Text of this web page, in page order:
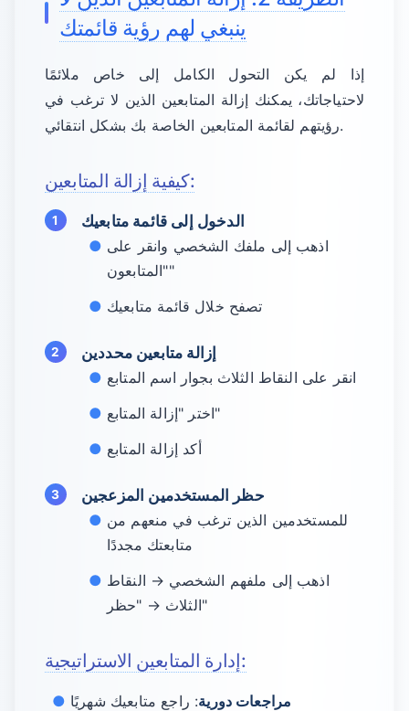
ينبغي لهم رؤية قائمتك
إذا لم يكن التحول الكامل إلى خاص ملائمًا
لاحتياجاتك، يمكنك إزالة المتابعين الذين لا ترغب في
رؤيتهم لقائمة المتابعين الخاصة بك بشكل انتقائي.
كيفية إزالة المتابعين:
الدخول إلى قائمة متابعيك
اذهب إلى ملفك الشخصي وانقر على
"المتابعون"
تصفح خلال قائمة متابعيك
إزالة متابعين محددين
انقر على النقاط الثلاث بجوار اسم المتابع
اختر "إزالة المتابع"
أكد إزالة المتابع
حظر المستخدمين المزعجين
للمستخدمين الذين ترغب في منعهم من
متابعتك مجددًا
اذهب إلى ملفهم الشخصي → النقاط
الثلاث → "حظر"
إدارة المتابعين الاستراتيجية:
مراجعات دورية: راجع متابعيك شهريًا